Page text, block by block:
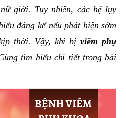
giới. Tuy nhiên, các hệ lụy
đáng kể nếu phát hiện sớm
thời. Vậy, khi bịviêm phụ
tìm hiểu chi tiết trong bài